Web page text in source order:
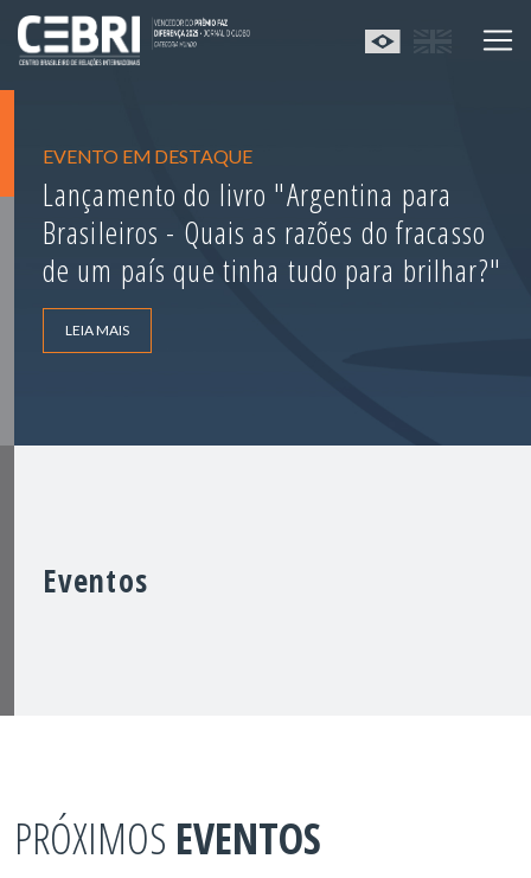
EVENTO EM DESTAQUE
Lançamento do livro "Argentina para
Brasileiros - Quais as razões do fracasso
de um país que tinha tudo para brilhar?"
LEIA MAIS
Eventos
PRÓXIMOS EVENTOS